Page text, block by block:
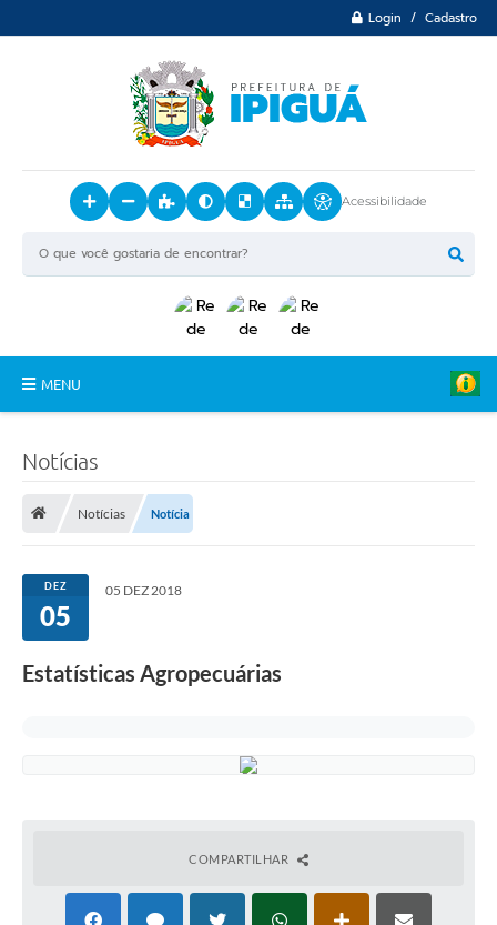
Login / Cadastro
Acessibilidade
MENU
Departamentos
Contato
Galeria de Fotos
Notícias
Notícias Notícia
DEZ
05
05 DEZ 2018
Estatísticas Agropecuárias
COMPARTILHAR